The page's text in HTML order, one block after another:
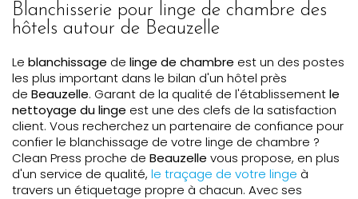
Blanchisserie pour linge de chambre des
hôtels autour de Beauzelle
Le blanchissage de linge de chambre est un des postes
les plus important dans le bilan d'un hôtel près
de Beauzelle. Garant de la qualité de l'établissementle
nettoyage du linge est une des clefs de la satisfaction
client. Vous recherchez un partenaire de confiance pour
confier le blanchissage de votre linge de chambre ?
Clean Press proche de Beauzelle vous propose, en plus
d'un service de qualité, le traçage de votre linge à
travers un étiquetage propre à chacun. Avec ses